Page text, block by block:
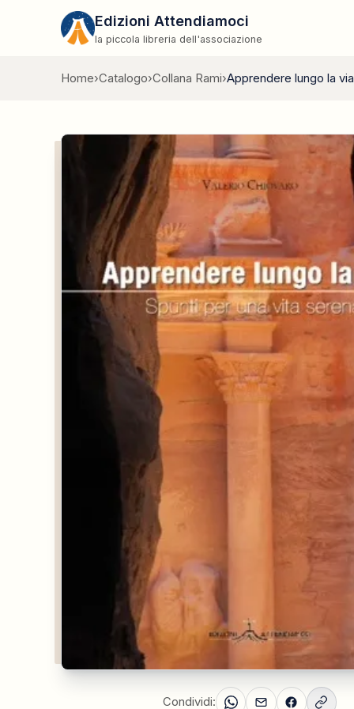
Edizioni Attendiamoci
la piccola libreria dell'associazione
Home›Catalogo›Collana Rami›Apprendere lungo la via
Condividi: